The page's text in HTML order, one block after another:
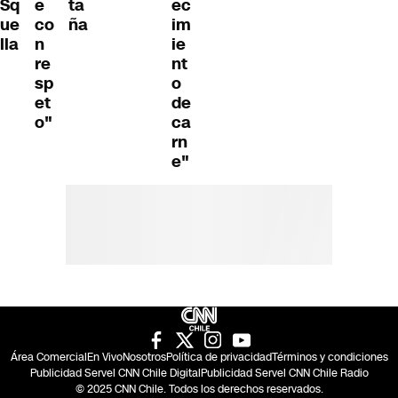
Sq
ue
lla
e
co
n
re
sp
et
o"
ta
ña
ec
im
ie
nt
o
de
ca
rn
e"
Área ComercialEn VivoNosotrosPolítica de privacidadTérminos y condiciones
Publicidad Servel CNN Chile DigitalPublicidad Servel CNN Chile Radio
© 2025 CNN Chile. Todos los derechos reservados.